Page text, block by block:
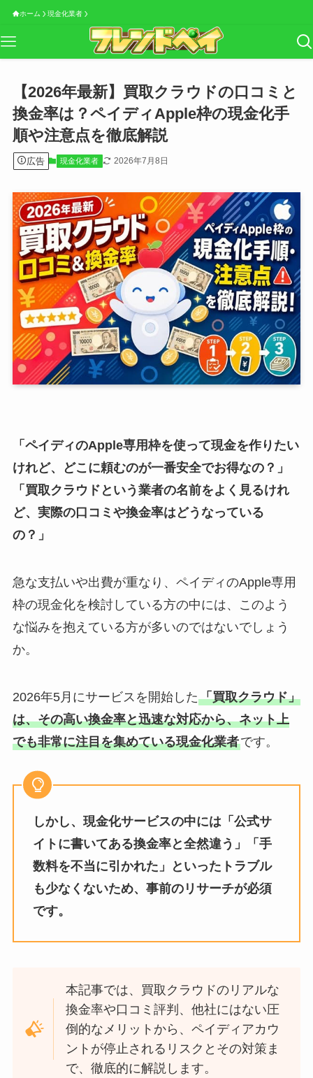
ホーム 現金化業者
【2026年最新】買取クラウドの口コミと
換金率は？ペイディApple枠の現金化手
順や注意点を徹底解説
広告 現金化業者 2026年7月8日
「ペイディのApple専用枠を使って現金を作りたい
けれど、どこに頼むのが一番安全でお得なの？」
「買取クラウドという業者の名前をよく見るけれ
ど、実際の口コミや換金率はどうなっている
の？」
急な支払いや出費が重なり、ペイディのApple専用
枠の現金化を検討している方の中には、このよう
な悩みを抱えている方が多いのではないでしょう
か。
2026年5月にサービスを開始した「買取クラウド」
は、その高い換金率と迅速な対応から、ネット上
でも非常に注目を集めている現金化業者です。
しかし、現金化サービスの中には「公式サ
イトに書いてある換金率と全然違う」「手
数料を不当に引かれた」といったトラブル
も少なくないため、事前のリサーチが必須
です。
本記事では、買取クラウドのリアルな
換金率や口コミ評判、他社にはない圧
倒的なメリットから、ペイディアカウ
ントが停止されるリスクとその対策ま
で、徹底的に解説します。